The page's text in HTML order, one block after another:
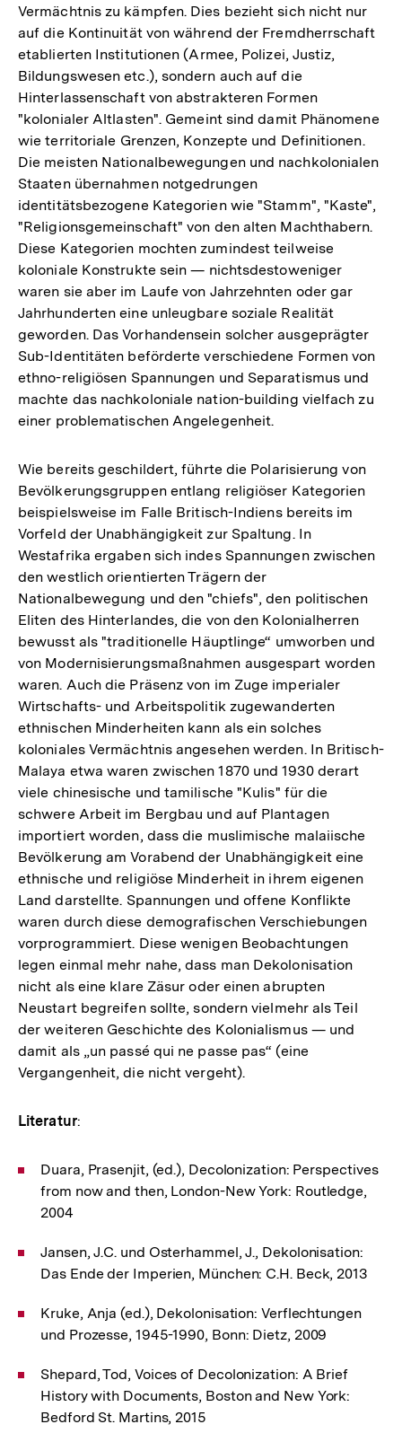
Vermächtnis zu kämpfen. Dies bezieht sich nicht nur
auf die Kontinuität von während der Fremdherrschaft
etablierten Institutionen (Armee, Polizei, Justiz,
Bildungswesen etc.), sondern auch auf die
Hinterlassenschaft von abstrakteren Formen
"kolonialer Altlasten". Gemeint sind damit Phänomene
wie territoriale Grenzen, Konzepte und Definitionen.
Die meisten Nationalbewegungen und nachkolonialen
Staaten übernahmen notgedrungen
identitätsbezogene Kategorien wie "Stamm", "Kaste",
"Religionsgemeinschaft" von den alten Machthabern.
Diese Kategorien mochten zumindest teilweise
koloniale Konstrukte sein — nichtsdestoweniger
waren sie aber im Laufe von Jahrzehnten oder gar
Jahrhunderten eine unleugbare soziale Realität
geworden. Das Vorhandensein solcher ausgeprägter
Sub-Identitäten beförderte verschiedene Formen von
ethno-religiösen Spannungen und Separatismus und
machte das nachkoloniale nation-building vielfach zu
einer problematischen Angelegenheit.
Wie bereits geschildert, führte die Polarisierung von
Bevölkerungsgruppen entlang religiöser Kategorien
beispielsweise im Falle Britisch-Indiens bereits im
Vorfeld der Unabhängigkeit zur Spaltung. In
Westafrika ergaben sich indes Spannungen zwischen
den westlich orientierten Trägern der
Nationalbewegung und den "chiefs", den politischen
Eliten des Hinterlandes, die von den Kolonialherren
bewusst als "traditionelle Häuptlinge“ umworben und
von Modernisierungsmaßnahmen ausgespart worden
waren. Auch die Präsenz von im Zuge imperialer
Wirtschafts- und Arbeitspolitik zugewanderten
ethnischen Minderheiten kann als ein solches
koloniales Vermächtnis angesehen werden. In Britisch-
Malaya etwa waren zwischen 1870 und 1930 derart
viele chinesische und tamilische "Kulis" für die
schwere Arbeit im Bergbau und auf Plantagen
importiert worden, dass die muslimische malaiische
Bevölkerung am Vorabend der Unabhängigkeit eine
ethnische und religiöse Minderheit in ihrem eigenen
Land darstellte. Spannungen und offene Konflikte
waren durch diese demografischen Verschiebungen
vorprogrammiert. Diese wenigen Beobachtungen
legen einmal mehr nahe, dass man Dekolonisation
nicht als eine klare Zäsur oder einen abrupten
Neustart begreifen sollte, sondern vielmehr als Teil
der weiteren Geschichte des Kolonialismus — und
damit als „un passé qui ne passe pas“ (eine
Vergangenheit, die nicht vergeht).
Literatur:
Duara, Prasenjit, (ed.), Decolonization: Perspectives
from now and then, London-New York: Routledge,
2004
Jansen, J.C. und Osterhammel, J., Dekolonisation:
Das Ende der Imperien, München: C.H. Beck, 2013
Kruke, Anja (ed.), Dekolonisation: Verflechtungen
und Prozesse, 1945-1990, Bonn: Dietz, 2009
Shepard, Tod, Voices of Decolonization: A Brief
History with Documents, Boston and New York:
Bedford St. Martins, 2015